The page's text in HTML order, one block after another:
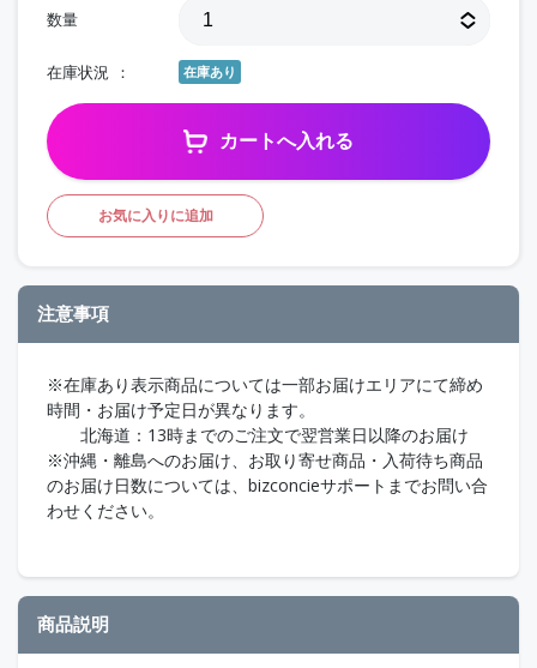
数量
在庫状況 在庫あり
カートへ入れる
お気に入りに追加
注意事項
※在庫あり表示商品については一部お届けエリアにて締め
時間・お届け予定日が異なります。
北海道：13時までのご注文で翌営業日以降のお届け
※沖縄・離島へのお届け、お取り寄せ商品・入荷待ち商品
のお届け日数については、bizconcieサポートまでお問い合
わせください。
商品説明